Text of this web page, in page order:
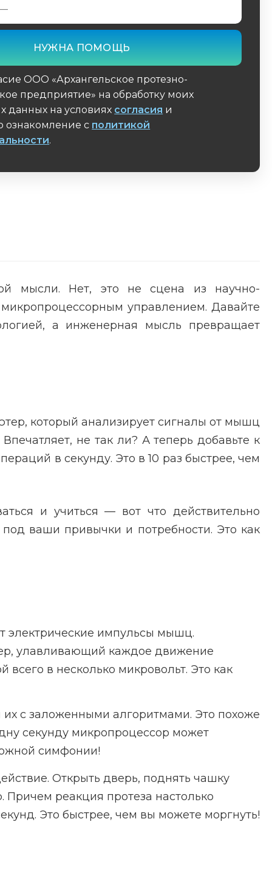
ООО «Архангельское протезно-
предприятие» на обработку моих
данных на условиях согласия и
ознакомление с политикой
.
мысли. Нет, это не сцена из научно-
управлением. Давайте
а инженерная мысль превращает
который анализирует сигналы от мышц
не так ли? А теперь добавьте к
в секунду. Это в 10 раз быстрее, чем
и учиться — вот что действительно
ваши привычки и потребности. Это как
электрические импульсы мышц.
улавливающий каждое движение
всего в несколько микровольт. Это как
с заложенными алгоритмами. Это похоже
секунду микропроцессор может
симфонии!
Открыть дверь, поднять чашку
реакция протеза настолько
Это быстрее, чем вы можете моргнуть!